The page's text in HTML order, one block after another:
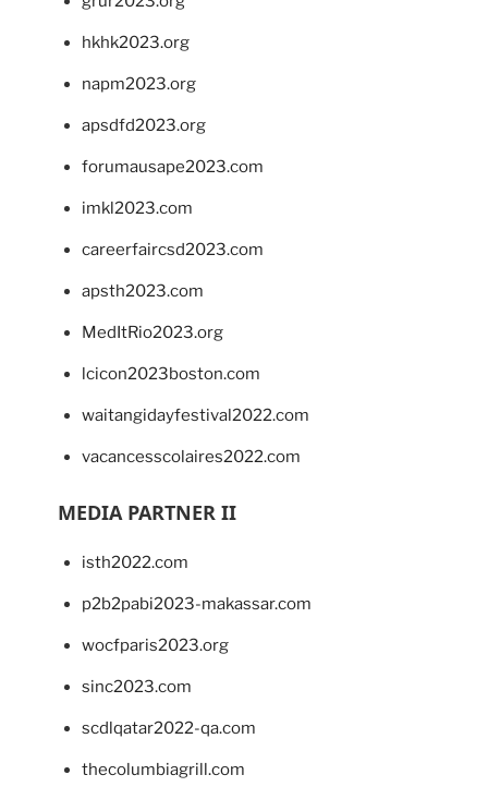
hkhk2023.org
napm2023.org
apsdfd2023.org
forumausape2023.com
imkl2023.com
careerfaircsd2023.com
apsth2023.com
MedItRio2023.org
lcicon2023boston.com
waitangidayfestival2022.com
vacancesscolaires2022.com
MEDIA PARTNER II
isth2022.com
p2b2pabi2023-makassar.com
wocfparis2023.org
sinc2023.com
scdlqatar2022-qa.com
thecolumbiagrill.com